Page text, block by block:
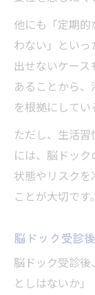
他にも「定期
わない」とい
出せないケー
あることから
を根拠にしてい
ただし、生活
には、脳ドッ
状態やリスク
ことが大切です。
脳ドック受診
脳ドック受診
としはないか